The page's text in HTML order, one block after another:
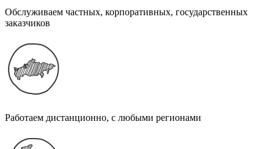
Обслуживаем частных, корпоративных, государственных
заказчиков
Работаем дистанционно, с любыми регионами